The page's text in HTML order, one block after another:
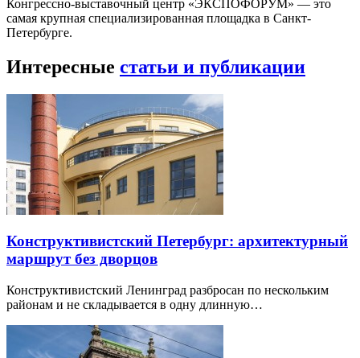
Конгрессно-выставочный центр «ЭКСПОФОРУМ» — это
самая крупная специализированная площадка в Санкт-
Петербурге.
Интересные статьи и публикации
Конструктивистский Петербург: архитектурный
маршрут без дворцов
Конструктивистский Ленинград разбросан по нескольким
районам и не складывается в одну длинную…